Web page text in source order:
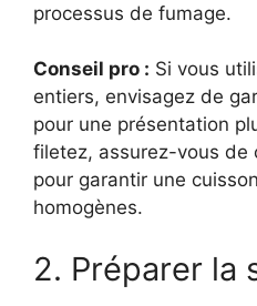
processus de fumage.
Conseil pro : Si vous
entiers, envisagez de
pour une présentation
filetez, assurez-vous de
pour garantir une
homogènes.
2. Préparer la